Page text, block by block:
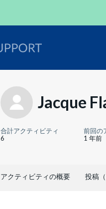
Jacque
合計アクティビティ
6
前回の
1 年前
アクティビティの概要 投稿（